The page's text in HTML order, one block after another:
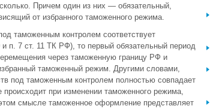
Причем один из них — обязательный,
от избранного таможенного режима.
таможенным контролем соответствует
п. 7 ст. 11 ТК РФ), то первый обязательный период
через таможенную границу РФ и
таможенный режим. Другими словами,
под таможенным контролем полностью совпадает
при изменении таможенного режима,
смысле таможенное оформление представляет